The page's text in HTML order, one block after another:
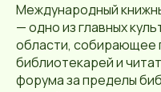
Международный
— одно из главных
области, собирающее
библиотекарей и
форума за пределы